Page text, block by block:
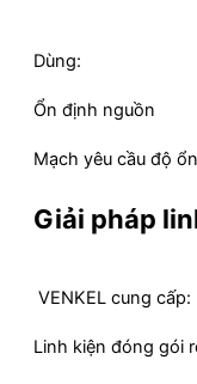
Dùng:
Ổn định nguồn
Mạch yêu cầu độ
Giải pháp
VENKEL cung cấp:
Linh kiện đóng gói